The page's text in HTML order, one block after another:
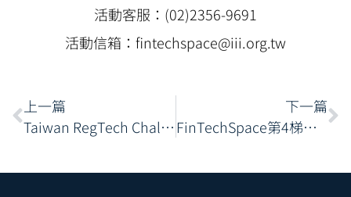
活動客服：(02)2356-9691
活動信箱：fintechspace@iii.org.tw
上一篇
Taiwan RegTech Challenge 2020
下一篇
FinTechSpace第4梯次進駐團隊招募，延長招募至10/4(日)止，要報要快！